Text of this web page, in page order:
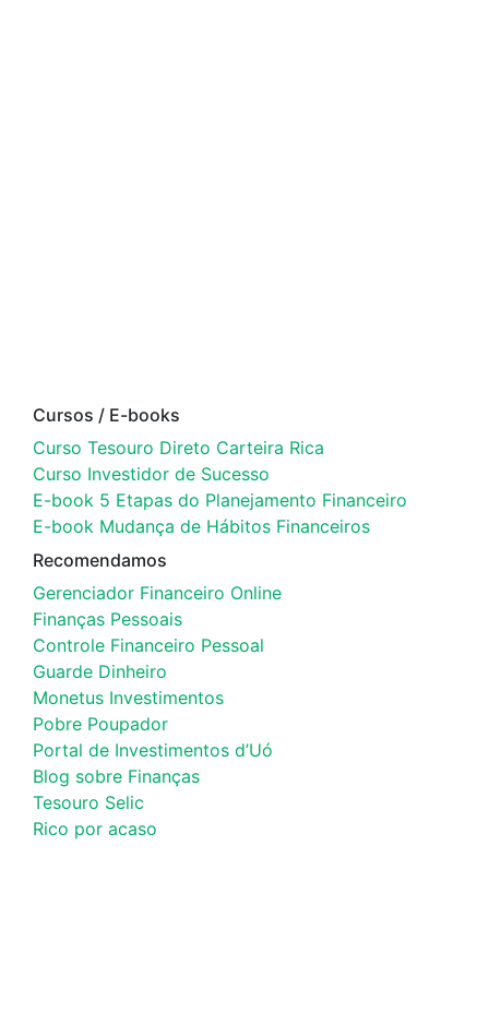
Cursos / E-books
Curso Tesouro Direto Carteira Rica
Curso Investidor de Sucesso
E-book 5 Etapas do Planejamento Financeiro
E-book Mudança de Hábitos Financeiros
Recomendamos
Gerenciador Financeiro Online
Finanças Pessoais
Controle Financeiro Pessoal
Guarde Dinheiro
Monetus Investimentos
Pobre Poupador
Portal de Investimentos d’Uó
Blog sobre Finanças
Tesouro Selic
Rico por acaso